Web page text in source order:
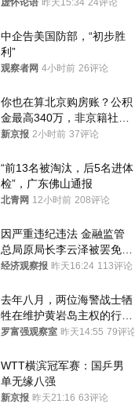
虚怀论语 昨天15:34 24评论
中企告美国防部，“初步胜
利”
观察者网 4小时前 26评论
你也在算北京购房账？公积
金最高340万，非京籍社保
1年
新京报 2小时前 37评论
“前13名被淘汰，后5名进体
检”，广东佛山通报
北青网 12小时前 208评论
因严重违纪违法 金融监管
总局原局长李云泽被罢免全
国人大代表
经济观察报 昨天16:24 113评论
去年八月，两位海警战士牺
牲在维护黄岩岛主权的行动
中
罗富强观察室 昨天14:55 79评论
WTT横滨冠军赛：国乒男
单无缘八强
新京报 昨天21:16 63评论